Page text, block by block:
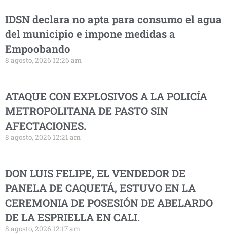
IDSN declara no apta para consumo el agua
del municipio e impone medidas a
Empoobando
8 agosto, 2026 12:26 am
ATAQUE CON EXPLOSIVOS A LA POLICÍA
METROPOLITANA DE PASTO SIN
AFECTACIONES.
8 agosto, 2026 12:21 am
DON LUIS FELIPE, EL VENDEDOR DE
PANELA DE CAQUETÁ, ESTUVO EN LA
CEREMONIA DE POSESIÓN DE ABELARDO
DE LA ESPRIELLA EN CALI.
8 agosto, 2026 12:17 am